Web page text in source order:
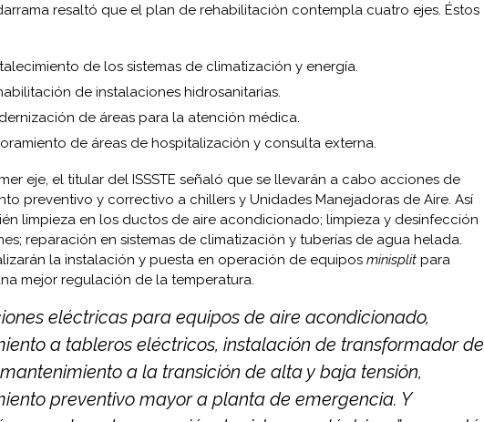
resaltó que el plan de rehabilitación contempla cuatro ejes. Éstos
de los sistemas de climatización y energía.
de instalaciones hidrosanitarias.
de áreas para la atención médica.
de áreas de hospitalización y consulta externa.
eje, el titular del ISSSTE señaló que se llevarán a cabo acciones de
preventivo y correctivo a chillers y Unidades Manejadoras de Aire. Así
limpieza en los ductos de aire acondicionado; limpieza y desinfección
reparación en sistemas de climatización y tuberías de agua helada.
la instalación y puesta en operación de equipos minisplit para
mejor regulación de la temperatura.
eléctricas para equipos de aire acondicionado,
a tableros eléctricos, instalación de transformador de
a la transición de alta y baja tensión,
preventivo mayor a planta de emergencia. Y